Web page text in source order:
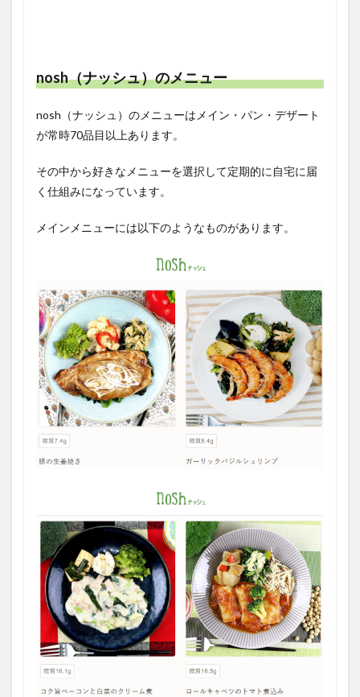
nosh（ナッシュ）のメニュー
nosh（ナッシュ）のメニューはメイン・パン・デザート
が常時70品目以上あります。
その中から好きなメニューを選択して定期的に自宅に届
く仕組みになっています。
メインメニューには以下のようなものがあります。